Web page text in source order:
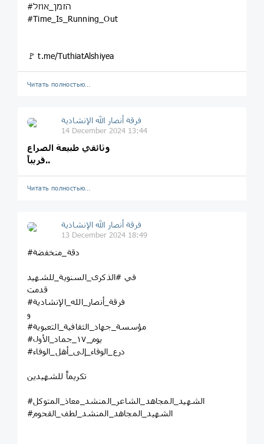
#הזמן_אוזל
#Time_Is_Running_Out
🚩 t.me/TuthiatAlshiyea
Читать полностью…
فرقة أنصار الله الإنشادية
14 December 2024 13:44
وثائقي طبيعة الصراع
قريباً..
Читать полностью…
فرقة أنصار الله الإنشادية
13 December 2024 18:49
#دقة_منخفضة
في #الذكرى_السنوية_للشهيد
قدمت
#فرقة_أنصار_الله_الإنشادية
و
#مؤسسة_جهاد_الثقافية_التعبوية
#يوم_١٧_جماد_الأول
#درع_الوفاء_إلى_أهل_الوفاء
تكريماً للشهيدين
#الشهيد_المجاهد_الشاعر_المنشد_معاذ_المتوكل
#الشهيد_المجاهد_المنشد_لطف_القحوم